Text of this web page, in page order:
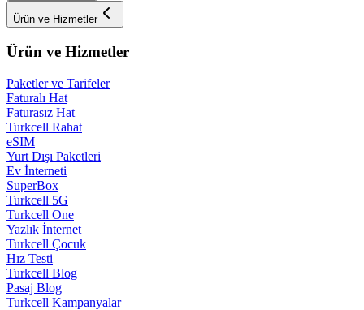
Ürün ve Hizmetler
Ürün ve Hizmetler
Paketler ve Tarifeler
Faturalı Hat
Faturasız Hat
Turkcell Rahat
eSIM
Yurt Dışı Paketleri
Ev İnterneti
SuperBox
Turkcell 5G
Turkcell One
Yazlık İnternet
Turkcell Çocuk
Hız Testi
Turkcell Blog
Pasaj Blog
Turkcell Kampanyalar